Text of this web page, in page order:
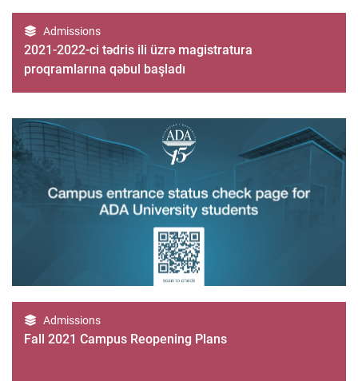
Admissions
2021-2022-ci tədris ili üzrə magistratura
proqramlarına qəbul başladı
Admissions
Fall 2021 Campus Reopening Plans